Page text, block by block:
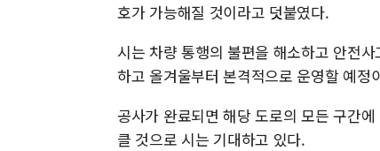
호가 가능해질 것이라고 덧붙였다.
시는 차량 통행의 불편을 해소하고 안전
하고 올겨울부터 본격적으로 운영할 예정
공사가 완료되면 해당 도로의 모든 구간
클 것으로 시는 기대하고 있다.